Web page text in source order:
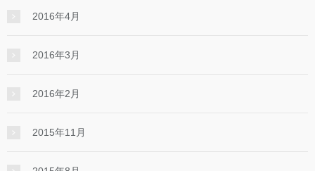
2016年4月
2016年3月
2016年2月
2015年11月